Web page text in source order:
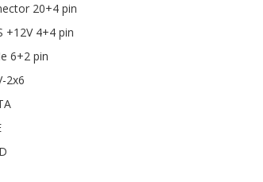
20+4 pin
+12V 4+4 pin
6+2 pin
2x6